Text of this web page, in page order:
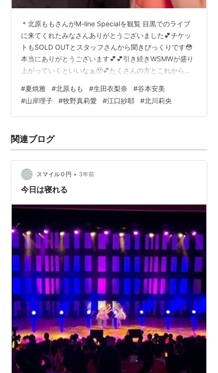
＊北原ももさんがM-line Specialを観覧 目黒でのライブ
に来てくれたみなさんありがとうございました💕チケッ
トもSOLD OUTとスタッフさんから聞きびっくりです😳
本当にありがとうございます💕💕引き続きWSMWが盛り
上がっていくといいなぁ🥹💕たくさんの方とこれからも
pic.twitter.com/90kMV2GSN1 — 𝙢𝙞𝙮𝙖𝙗𝙞 𝙣𝙖𝙩𝙨𝙪𝙮𝙖𝙠𝙞
(@miyaaa0825pink) October 27, 2023 ももちゃんが見
に来てくれたぁ〜🥹💕ありがとー💕この前会ったときに
#夏焼雅 #北原もも #生田衣梨奈 #谷本安美
#山岸理子 #牧野真莉愛 #江口紗耶 #北川莉央
関連ブログ
スマイル０円 • 3年前
今日は寝れる